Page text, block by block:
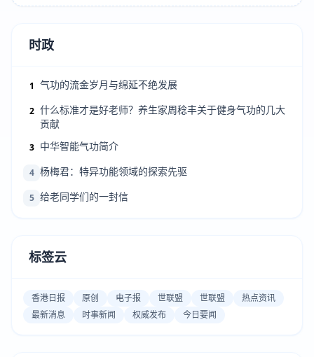
时政
1 气功的流金岁月与绵延不绝发展
2 什么标准才是好老师？养生家周稔丰关于健身气功的几大
贡献
3 中华智能气功简介
4 杨梅君：特异功能领域的探索先驱
5 给老同学们的一封信
标签云
香港日报 原创 电子报 世联盟 世联盟
热点资讯
最新消息
时事新闻 权威发布 今日要闻